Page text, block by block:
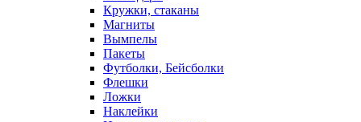
Кружки, стаканы
Магниты
Вымпелы
Пакеты
Футболки, Бейсболки
Флешки
Ложки
Наклейки